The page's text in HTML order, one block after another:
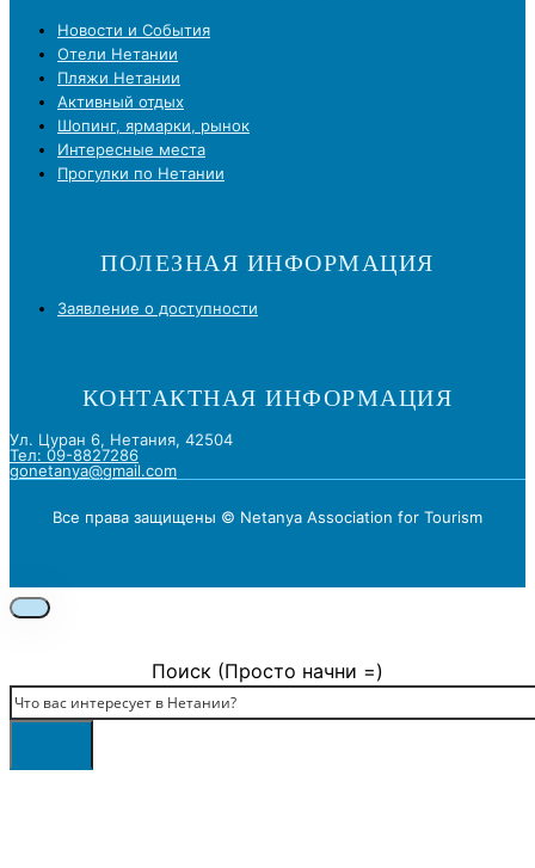
Новости и Cобытия
Отели Нетании
Пляжи Нетании
Активный отдых
Шопинг, ярмарки, рынок
Интересные места
Прогулки по Нетании
ПОЛЕЗНАЯ ИНФОРМАЦИЯ
Заявление о доступности
КОНТАКТНАЯ ИНФОРМАЦИЯ
Ул. Цуран 6, Нетания, 42504
Тел: 09-8827286
gonetanya@gmail.com
Все права защищены © Netanya Association for Tourism
Поиск (Просто начни =)
Поиск